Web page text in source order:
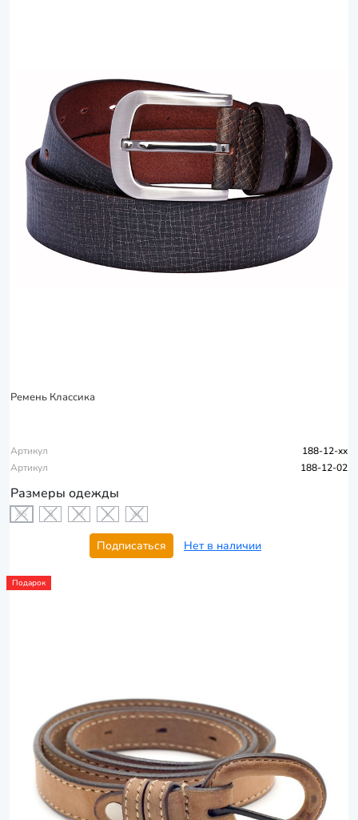
Ремень Классика
Артикул
188-12-xx
Артикул
188-12-02
Размеры одежды
XS S M L XL
Подписаться Нет в наличии
Подарок